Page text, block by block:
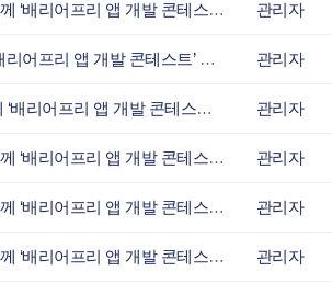
데일리로그 - 사단법인 그린라이트, 현대오토에버와 함께 ‘배리어프리 앱 개발 콘테스트’ 공 관리자
더리더 - 사단법인 그린라이트, 현대오토에버와 함께 ‘배리어프리 앱 개발 콘테스트’ 공모전 관리자
다음 뉴스 - 사단법인 그린라이트, 현대오토에버와 함께 ‘배리어프리 앱 개발 콘테스트’ 공 관리자
뉴스플러스 - 사단법인 그린라이트, 현대오토에버와 함께 ‘배리어프리 앱 개발 콘테스트’ 공 관리자
뉴스파인더 - 사단법인 그린라이트, 현대오토에버와 함께 ‘배리어프리 앱 개발 콘테스트’ 공 관리자
뉴스와이어 - 사단법인 그린라이트, 현대오토에버와 함께 ‘배리어프리 앱 개발 콘테스트’ 공 관리자